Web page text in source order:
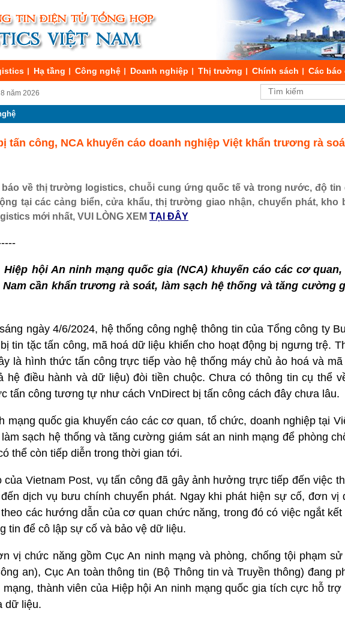
Hạ tầng Công nghệ Doanh nghiệp Thị trường Chính sách Các báo
năm 2026
tấn công, NCA khuyến cáo doanh nghiệp Việt khẩn trương rà
báo về thị trường logistics, chuỗi cung ứng quốc tế và trong nước, độ tin
tại các cảng biển, cửa khẩu, thị trường giao nhận, chuyển phát, kho
mới nhất, VUI LÒNG XEM TẠI ĐÂY
Hiệp hội An ninh mạng quốc gia (NCA) khuyến cáo các cơ
cần khẩn trương rà soát, làm sạch hệ thống và tăng cường
ngày 4/6/2024, hệ thống công nghệ thông tin của Tổng công ty
tin tặc tấn công, mã hoá dữ liệu khiến cho hoạt động bị ngưng trệ.
là hình thức tấn công trực tiếp vào hệ thống máy chủ ảo hoá và
hệ điều hành và dữ liệu) đòi tiền chuộc. Chưa có thông tin cụ thể
tấn công tương tự như cách VnDirect bị tấn công cách đây chưa lâu.
mạng quốc gia khuyến cáo các cơ quan, tổ chức, doanh nghiệp tại
sạch hệ thống và tăng cường giám sát an ninh mạng để phòng
thể còn tiếp diễn trong thời gian tới.
của Vietnam Post, vụ tấn công đã gây ảnh hưởng trực tiếp đến việc
dịch vụ bưu chính chuyển phát. Ngay khi phát hiện sự cố, đơn vị
các hướng dẫn của cơ quan chức năng, trong đó có việc ngắt
tin để cô lập sự cố và bảo vệ dữ liệu.
vị chức năng gồm Cục An ninh mạng và phòng, chống tội phạm
an), Cục An toàn thông tin (Bộ Thông tin và Truyền thông) đang
mạng, thành viên của Hiệp hội An ninh mạng quốc gia tích cực hỗ
dữ liệu.